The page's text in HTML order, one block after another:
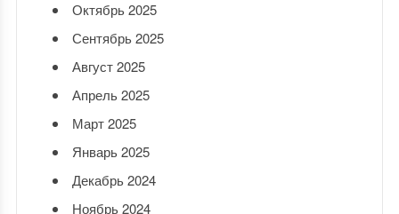
Октябрь 2025
Сентябрь 2025
Август 2025
Апрель 2025
Март 2025
Январь 2025
Декабрь 2024
Ноябрь 2024